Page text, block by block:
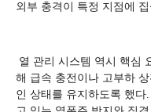
외부 충격이 특정 지점에
열 관리 시스템 역시 핵심
해 급속 충전이나 고부하
인 상태를 유지하도록 했다